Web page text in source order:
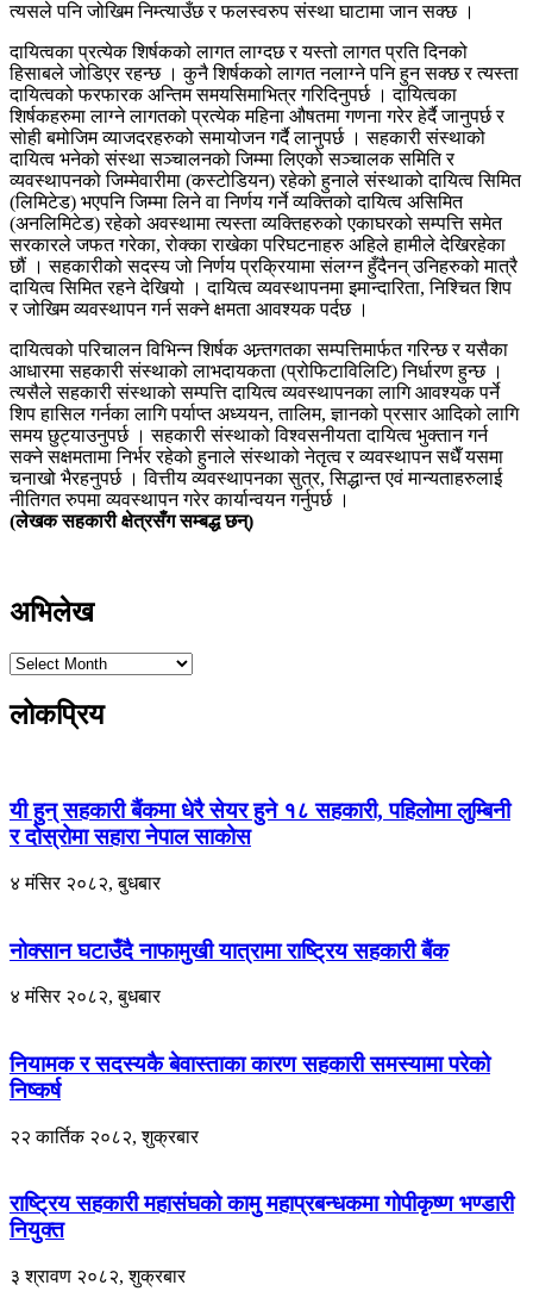
त्यसले पनि जोखिम निम्त्याउँछ र फलस्वरुप संस्था घाटामा जान सक्छ ।
दायित्वका प्रत्येक शिर्षकको लागत लाग्दछ र यस्तो लागत प्रति दिनको
हिसाबले जोडिएर रहन्छ । कुनै शिर्षकको लागत नलाग्ने पनि हुन सक्छ र त्यस्ता
दायित्वको फरफारक अन्तिम समयसिमाभित्र गरिदिनुपर्छ । दायित्वका
शिर्षकहरुमा लाग्ने लागतको प्रत्येक महिना औषतमा गणना गरेर हेर्दै जानुपर्छ र
सोही बमोजिम व्याजदरहरुको समायोजन गर्दै लानुपर्छ । सहकारी संस्थाको
दायित्व भनेको संस्था सञ्चालनको जिम्मा लिएको सञ्चालक समिति र
व्यवस्थापनको जिम्मेवारीमा (कस्टोडियन) रहेको हुनाले संस्थाको दायित्व सिमित
(लिमिटेड) भएपनि जिम्मा लिने वा निर्णय गर्ने व्यक्तिको दायित्व असिमित
(अनलिमिटेड) रहेको अवस्थामा त्यस्ता व्यक्तिहरुको एकाघरको सम्पत्ति समेत
सरकारले जफत गरेका, रोक्का राखेका परिघटनाहरु अहिले हामीले देखिरहेका
छौं । सहकारीको सदस्य जो निर्णय प्रक्रियामा संलग्न हुँदैनन् उनिहरुको मात्रै
दायित्व सिमित रहने देखियो । दायित्व व्यवस्थापनमा इमान्दारिता, निश्चित शिप
र जोखिम व्यवस्थापन गर्न सक्ने क्षमता आवश्यक पर्दछ ।
दायित्वको परिचालन विभिन्न शिर्षक अन्र्तगतका सम्पत्तिमार्फत गरिन्छ र यसैका
आधारमा सहकारी संस्थाको लाभदायकता (प्रोफिटाविलिटि) निर्धारण हुन्छ ।
त्यसैले सहकारी संस्थाको सम्पत्ति दायित्व व्यवस्थापनका लागि आवश्यक पर्ने
शिप हासिल गर्नका लागि पर्याप्त अध्ययन, तालिम, ज्ञानको प्रसार आदिको लागि
समय छुट्याउनुपर्छ । सहकारी संस्थाको विश्वसनीयता दायित्व भुक्तान गर्न
सक्ने सक्षमतामा निर्भर रहेको हुनाले संस्थाको नेतृत्व र व्यवस्थापन सधैँ यसमा
चनाखो भैरहनुपर्छ । वित्तीय व्यवस्थापनका सुत्र, सिद्धान्त एवं मान्यताहरुलाई
नीतिगत रुपमा व्यवस्थापन गरेर कार्यान्वयन गर्नुपर्छ ।
(लेखक सहकारी क्षेत्रसँग सम्बद्ध छन्)
अभिलेख
लोकप्रिय
यी हुन् सहकारी बैंकमा धेरै सेयर हुने १८ सहकारी, पहिलोमा लुम्बिनी
र दोस्रोमा सहारा नेपाल साकोस
४ मंसिर २०८२, बुधबार
नोक्सान घटाउँदै नाफामुखी यात्रामा राष्ट्रिय सहकारी बैंक
४ मंसिर २०८२, बुधबार
नियामक र सदस्यकै बेवास्ताका कारण सहकारी समस्यामा परेको
निष्कर्ष
२२ कार्तिक २०८२, शुक्रबार
राष्ट्रिय सहकारी महासंघको कामु महाप्रबन्धकमा गोपीकृष्ण भण्डारी
नियुक्त
३ श्रावण २०८२, शुक्रबार